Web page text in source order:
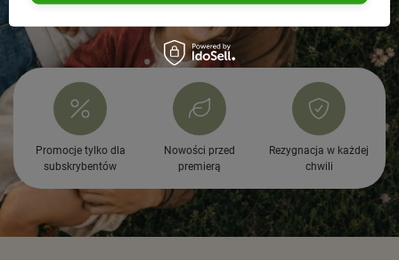
Krótki opis
Herrmann’s Light Bio Pute – lekka, ekologiczna karma z
indykiem, cukinią i jabłkiem. Idealna dla psów z nadwagą.
Wspiera trawienie, odporność i prawidłową wagę bez zbóż i
konserwantów.
Promocje tylko dla
subskrybentów
Nowości przed
premierą
Rezygnacja w każdej
chwili